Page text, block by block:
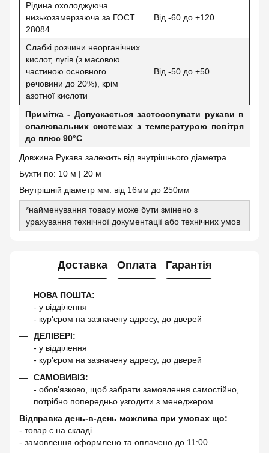
Рідина охолоджуюча
низькозамерзаюча за ГОСТ
28084
Від -60 до +120
Слабкі розчини неорганічних
кислот, лугів (з масовою
частиною основного
речовини до 20%), крім
азотної кислоти
Від -50 до +50
Примітка - Допускається застосовувати рукави в
опалювальних системах з температурою повітря
до плюс 90°С
Довжина Рукава залежить від внутрішнього діаметра.
Бухти по: 10 м | 20 м
Внутрішній діаметр мм: від 16мм до 250мм
*найменування товару може бути змінено з
урахування технічної документації або технічних умов
Доставка Оплата Гарантія
НОВА ПОШТА:
- у відділення
- кур'єром на зазначену адресу, до дверей
ДЕЛІВЕРІ:
- у відділення
- кур'єром на зазначену адресу, до дверей
САМОВИВІЗ:
- обов'язково, щоб забрати замовлення самостійно,
потрібно попередньо узгодити з менеджером
Відправка день-в-день можлива при умовах що:
- товар є на складі
- замовлення оформлено та оплачено до 11:00